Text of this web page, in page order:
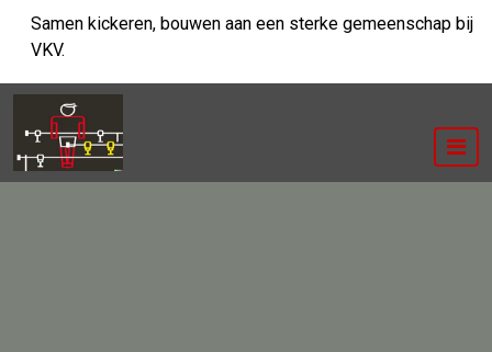
naar
inhoud
Samen kickeren, bouwen aan een sterke gemeenschap bij
VKV.